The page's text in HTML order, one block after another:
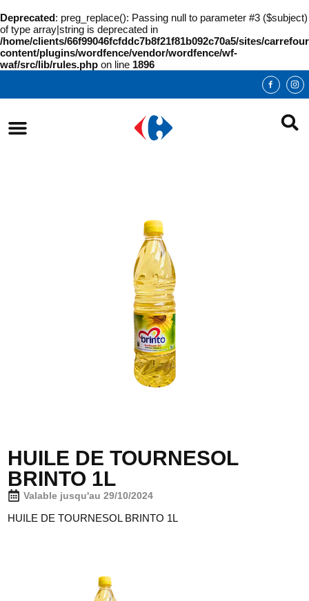
Deprecated: preg_replace(): Passing null to parameter #3 ($subject)
of type array|string is deprecated in
/home/clients/66f99046fcfddc7b8f21f81b092c70a5/sites/
content/plugins/wordfence/vendor/wordfence/wf-
waf/src/lib/rules.php on line 1896
HUILE DE TOURNESOL
BRINTO 1L
Valable jusqu'au 29/10/2024
HUILE DE TOURNESOL BRINTO 1L